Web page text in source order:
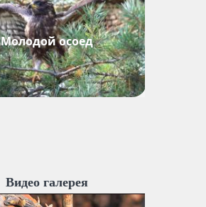
Молодой осоед
Видео галерея